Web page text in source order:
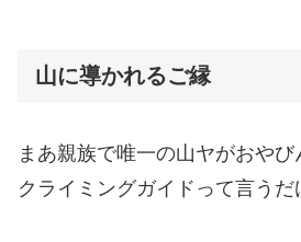
山に導かれるご縁
まあ親族で唯一の山ヤがおや
クライミングガイドって言うだ